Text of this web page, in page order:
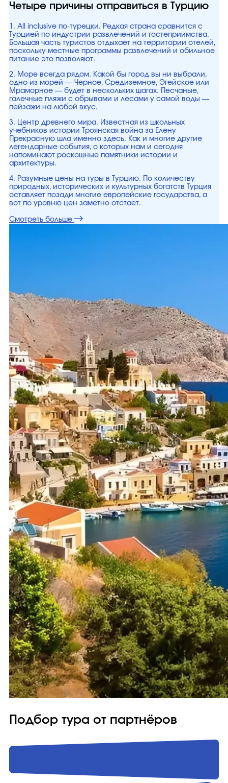
Четыре причины отправиться в Турцию
1. All inclusive по-турецки. Редкая страна сравнится с
Турцией по индустрии развлечений и гостеприимства.
Большая часть туристов отдыхает на территории отелей,
поскольку местные программы развлечений и обильное
питание это позволяют.
2. Море всегда рядом. Какой бы город вы ни выбрали,
одно из морей — Черное, Средиземное, Эгейское или
Мраморное — будет в нескольких шагах. Песчаные,
галечные пляжи с обрывами и лесами у самой воды —
пейзажи на любой вкус.
3. Центр древнего мира. Известная из школьных
учебников истории Троянская война за Елену
Прекрасную шла именно здесь. Как и многие другие
легендарные события, о которых нам и сегодня
напоминают роскошные памятники истории и
архитектуры.
4. Разумные цены на туры в Турцию. По количеству
природных, исторических и культурных богатств Турция
оставляет позади многие европейские государства, а
вот по уровню цен заметно отстает.
Смотреть больше
Подбор тура от партнёров